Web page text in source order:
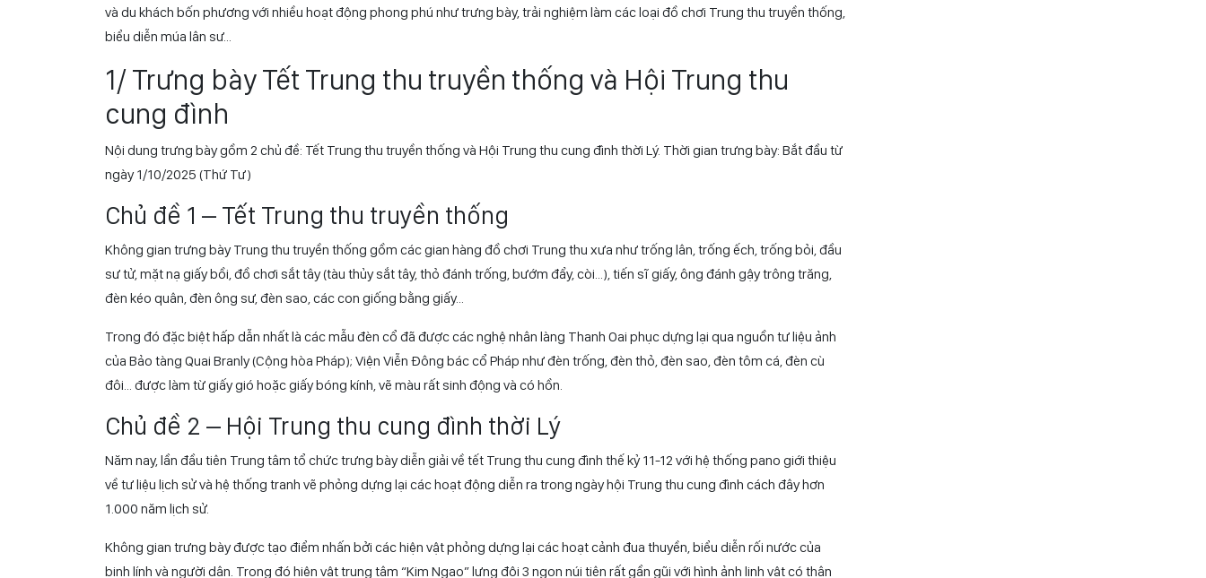
Nhằm bảo tồn và phát huy những giá trị văn hóa phi vật thể đó, Trung tâm Bảo tồn Di sản Thăng Long – Hà Nội tổ chức Chương
trình “Vui tết Trung thu 2025”. Đây là hoạt động thường niên vào dịp Tết Trung thu phục vụ các cháu thiếu nhi, nhân dân Thủ đô
và du khách bốn phương với nhiều hoạt động phong phú như trưng bày, trải nghiệm làm các loại đồ chơi Trung thu truyền thống,
biểu diễn múa lân sư…
1/ Trưng bày Tết Trung thu truyền thống và Hội Trung thu
cung đình
Nội dung trưng bày gồm 2 chủ đề: Tết Trung thu truyền thống và Hội Trung thu cung đình thời Lý. Thời gian trưng bày: Bắt đầu từ
ngày 1/10/2025 (Thứ Tư)
Chủ đề 1 – Tết Trung thu truyền thống
Không gian trưng bày Trung thu truyền thống gồm các gian hàng đồ chơi Trung thu xưa như trống lân, trống ếch, trống bỏi, đầu
sư tử, mặt nạ giấy bồi, đồ chơi sắt tây (tàu thủy sắt tây, thỏ đánh trống, bướm đẩy, còi…), tiến sĩ giấy, ông đánh gậy trông trăng,
Trong đó đặc biệt hấp dẫn nhất là các mẫu đèn cổ đã được các nghệ nhân làng Thanh Oai phục dựng lại qua nguồn tư liệu ảnh
của Bảo tàng Quai Branly (Cộng hòa Pháp); Viện Viễn Đông bác cổ Pháp như đèn trống, đèn thỏ, đèn sao, đèn tôm cá, đèn cù
đôi… được làm từ giấy gió hoặc giấy bóng kính, vẽ màu rất sinh động và có hồn.
Năm nay, lần đầu tiên Trung tâm tổ chức trưng bày diễn giải về tết Trung thu cung đình thế kỷ 11-12 với hệ thống pano giới thiệu